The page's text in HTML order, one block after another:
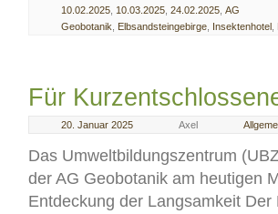
10.02.2025 10.03.2025 24.02.2025 AG
Geobotanik
Elbsandsteingebirge Insektenhotel
Für
20. Januar 2025 Axel
Das Umweltbildungszentrum
der AG Geobotanik am heutigen
Entdeckung der Langsamkeit